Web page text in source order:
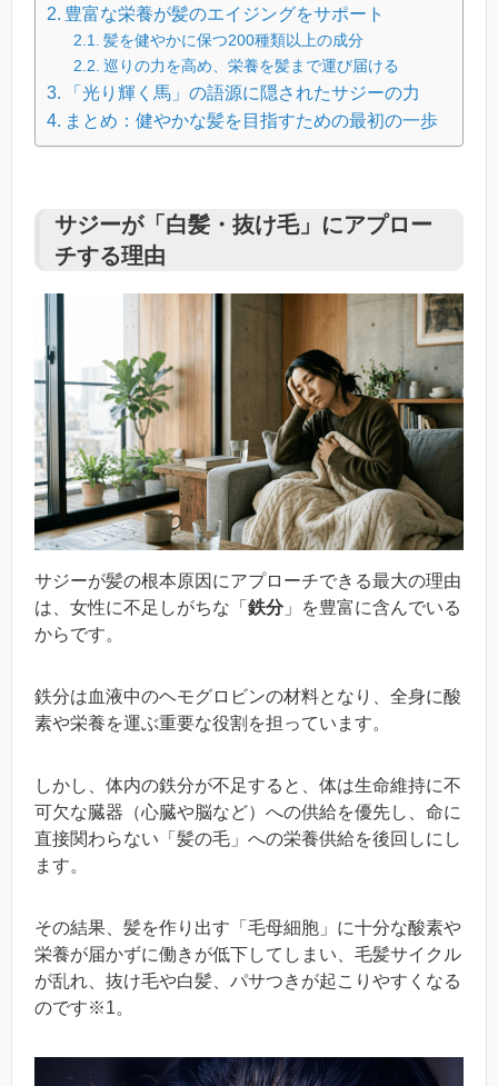
豊富な栄養が髪のエイジングをサポート
髪を健やかに保つ200種類以上の成分
巡りの力を高め、栄養を髪まで運び届ける
「光り輝く馬」の語源に隠されたサジーの力
まとめ：健やかな髪を目指すための最初の一歩
サジーが「白髪・抜け毛」にアプロー
チする理由
サジーが髪の根本原因にアプローチできる最大の理由
は、女性に不足しがちな「 鉄分」を豊富に含んでいる
からです。
鉄分は血液中のヘモグロビンの材料となり、全身に酸
素や栄養を運ぶ重要な役割を担っています。
しかし、体内の鉄分が不足すると、体は生命維持に不
可欠な臓器（心臓や脳など）への供給を優先し、命に
直接関わらない「髪の毛」への栄養供給を後回しにし
ます。
その結果、髪を作り出す「毛母細胞」に十分な酸素や
栄養が届かずに働きが低下してしまい、毛髪サイクル
が乱れ、抜け毛や白髪、パサつきが起こりやすくなる
のです※1。